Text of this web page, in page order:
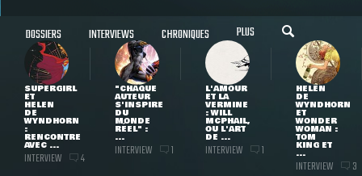
DOSSIERS INTERVIEWS CHRONIQUES PLUS
SUPERGIRL
ET
HELEN
DE
WYNDHORN
:
RENCONTRE
AVEC ...
INTERVIEW 4
"CHAQUE
AUTEUR
S'INSPIRE
DU
MONDE
RÉEL" :
...
INTERVIEW 1
L'AMOUR
ET LA
VERMINE
: WILL
MCPHAIL,
OU L'ART
DE ...
INTERVIEW 1
HELEN
DE
WYNDHORN
ET
WONDER
WOMAN :
TOM
KING ET
...
INTERVIEW 3